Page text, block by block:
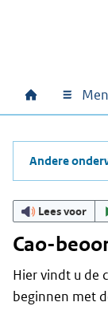
Home
Andere
Lees voor
Cao-
Hier vindt u de
beginnen met